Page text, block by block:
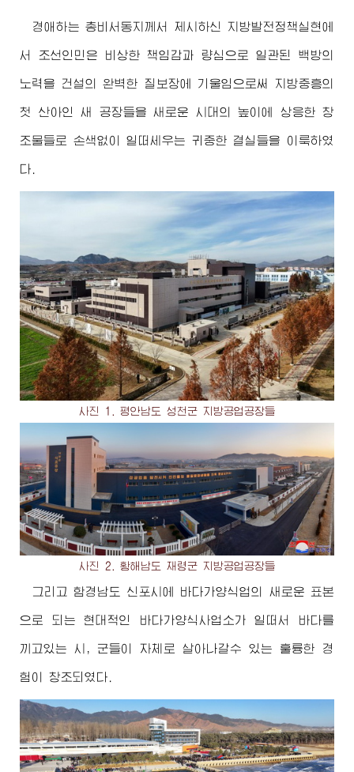
경애하는 총비서동지께서 제시하신 지방발전정책실현에
서 조선인민은 비상한 책임감과 량심으로 일관된 백방의
노력을 건설의 완벽한 질보장에 기울임으로써 지방중흥의
첫 산아인 새 공장들을 새로운 시대의 높이에 상응한 창
조물들로 손색없이 일떠세우는 귀중한 결실들을 이룩하였
다.
사진 1. 평안남도 성천군 지방공업공장들
사진 2. 황해남도 재령군 지방공업공장들
그리고 함경남도 신포시에 바다가양식업의 새로운 표본
으로 되는 현대적인 바다가양식사업소가 일떠서 바다를
끼고있는 시, 군들이 자체로 살아나갈수 있는 훌륭한 경
험이 창조되였다.